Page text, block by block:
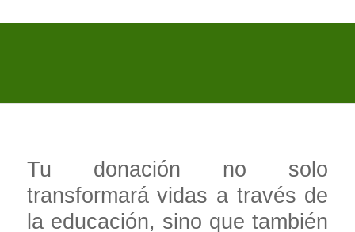
Tu donación no solo
transformará vidas a través de
la educación, sino que también